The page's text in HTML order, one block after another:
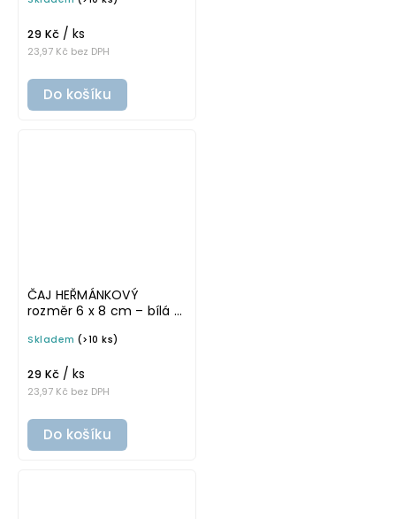
23,97 Kč bez DPH
29 Kč / ks
Do košíku
ČAJ HEŘMÁNKOVÝ
rozměr 6 x 8 cm – bílá v
omyvatelná samolepka
Skladem (>10 ks)
23,97 Kč bez DPH
29 Kč / ks
Do košíku